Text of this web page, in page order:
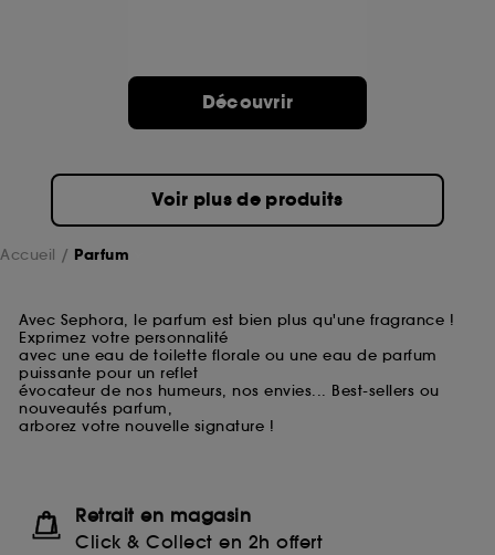
Découvrir
Voir plus de produits
Accueil Parfum
Avec Sephora, le parfum est bien plus qu'une fragrance !
Exprimez votre personnalité
avec une eau de toilette florale ou une eau de parfum
puissante pour un reflet
évocateur de nos humeurs, nos envies... Best-sellers ou
nouveautés parfum,
arborez votre nouvelle signature !
Retrait en magasin
Click & Collect en 2h offert